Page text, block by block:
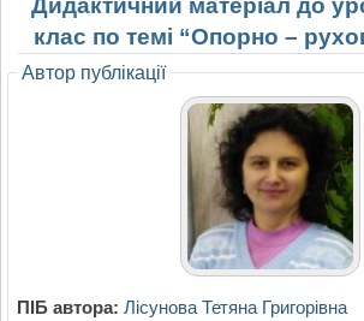
Дидактичний матеріал до
клас по темі “Опорно –
Автор публікації
ПІБ автора: Лісунова Тетяна Григорівна